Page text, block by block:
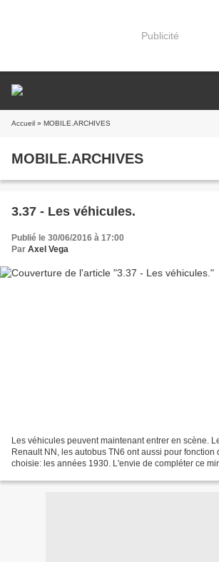
Publicité
Accueil » MOBILE.ARCHIVES
MOBILE.ARCHIVES
3.37 - Les véhicules.
Publié le 30/06/2016 à 17:00
Par Axel Vega
Les véhicules peuvent maintenant entrer en scène.
Renault NN, les autobus TN6 ont aussi pour fonction
choisie: les années 1930. L'envie de compléter ce